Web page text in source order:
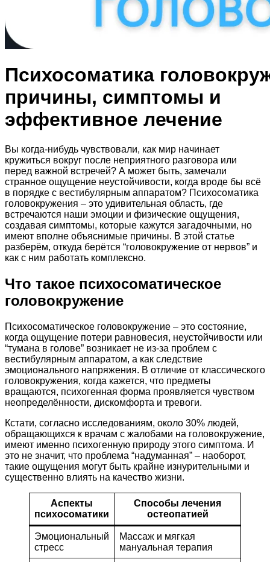
Психосоматика
причины, симптомы и
эффективное лечение
Вы когда-нибудь чувствовали, как мир начинает
кружиться вокруг после неприятного разговора или
перед важной встречей? А может быть, замечали
странное ощущение неустойчивости, когда вроде бы всё
в порядке с вестибулярным аппаратом? Психосоматика
головокружения – это удивительная область, где
встречаются наши эмоции и физические ощущения,
создавая симптомы, которые кажутся загадочными, но
имеют вполне объяснимые причины. В этой статье
разберём, откуда берётся “головокружение от нервов” и
как с ним работать комплексно.
Что такое психосоматическое
головокружение
Психосоматическое головокружение – это состояние,
когда ощущение потери равновесия, неустойчивости или
“тумана в голове” возникает не из-за проблем с
вестибулярным аппаратом, а как следствие
эмоционального напряжения. В отличие от классического
головокружения, когда кажется, что предметы
вращаются, психогенная форма проявляется чувством
неопределённости, дискомфорта и тревоги.
Кстати, согласно исследованиям, около 30% людей,
обращающихся к врачам с жалобами на головокружение,
имеют именно психогенную природу этого симптома. И
это не значит, что проблема “надуманная” – наоборот,
такие ощущения могут быть крайне изнурительными и
существенно влиять на качество жизни.
Аспекты
психосоматики
Способы лечения
остеопатией
Эмоциональный
стресс
Массаж и мягкая
мануальная терапия